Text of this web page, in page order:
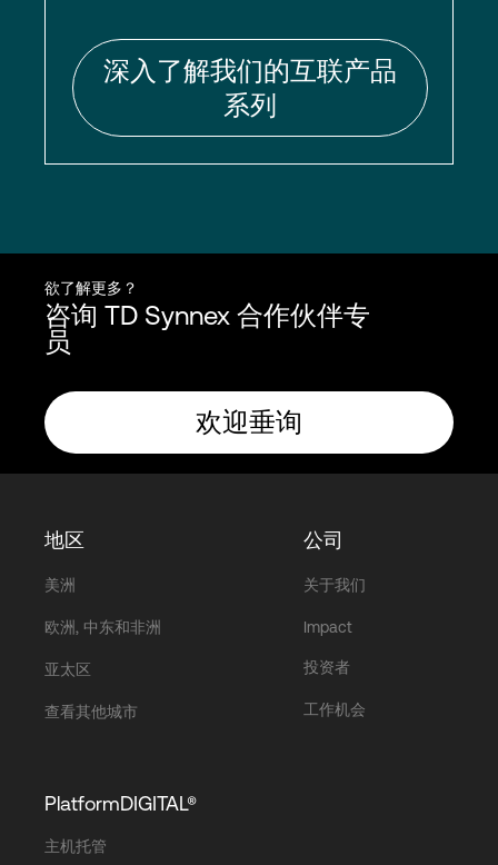
深入了解我们的互联产品
系列
欲了解更多？
咨询 TD Synnex 合作伙伴专
员
欢迎垂询
地区
美洲
欧洲, 中东和非洲
亚太区
查看其他城市
公司
关于我们
Impact
投资者
工作机会
PlatformDIGITAL®
主机托管